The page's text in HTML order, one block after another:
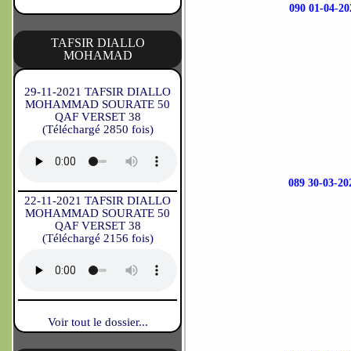
TAFSIR DIALLO
MOHAMAD
29-11-2021 TAFSIR DIALLO
MOHAMMAD SOURATE 50
QAF VERSET 38
(Téléchargé 2850 fois)
22-11-2021 TAFSIR DIALLO
MOHAMMAD SOURATE 50
QAF VERSET 38
(Téléchargé 2156 fois)
Voir tout le dossier...
090 01-04-
089 30-03-